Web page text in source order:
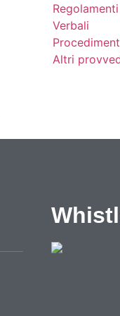
Regolamenti
Verbali
Altri